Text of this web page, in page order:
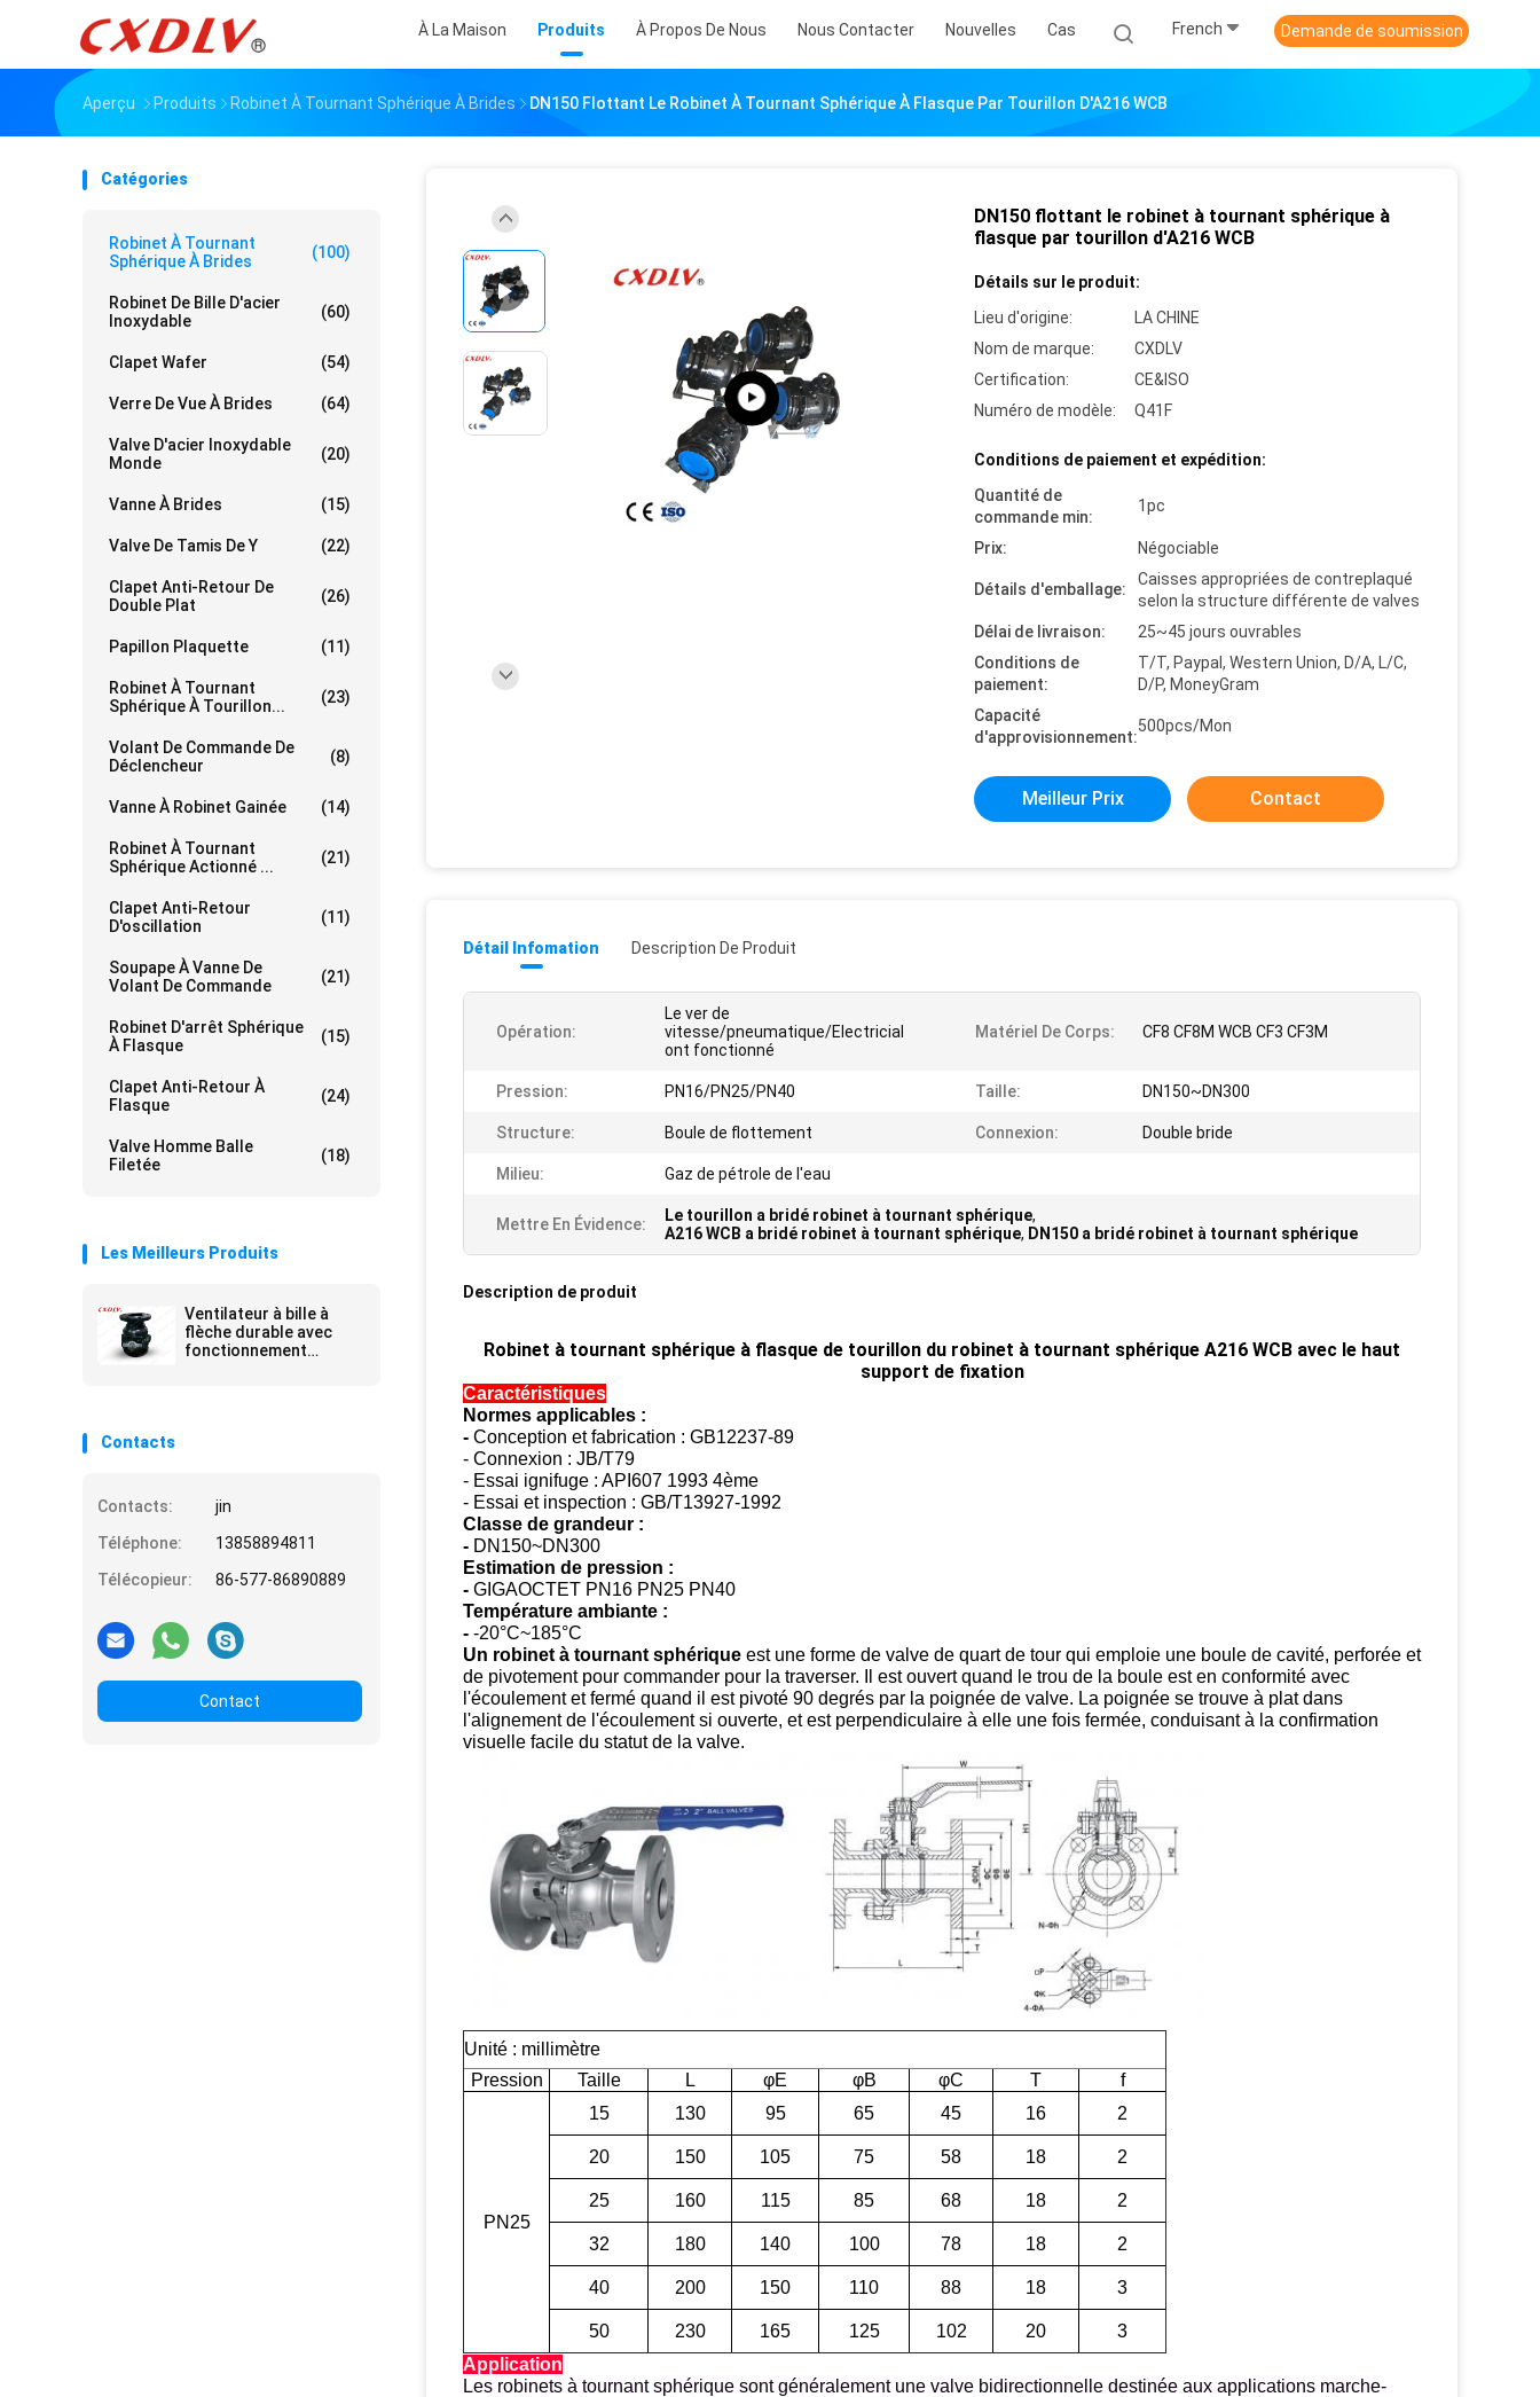
À La Maison Produits À Propos De Nous Nous Contacter Nouvelles Cas French Demande de soumission
Aperçu Produits Robinet À Tournant Sphérique À Brides DN150 Flottant Le Robinet À Tournant Sphérique À Flasque Par Tourillon D'A216 WCB
Catégories
Robinet À Tournant
Sphérique À Brides
(100)
Robinet De Bille D'acier
Inoxydable
(60)
Clapet Wafer (54)
Verre De Vue À Brides (64)
Valve D'acier Inoxydable
Monde
(20)
Vanne À Brides (15)
Valve De Tamis De Y (22)
Clapet Anti-Retour De
Double Plat
(26)
Papillon Plaquette (11)
Robinet À Tournant
Sphérique À Tourillon...
(23)
Volant De Commande De
Déclencheur
(8)
Vanne À Robinet Gainée (14)
Robinet À Tournant
Sphérique Actionné ...
(21)
Clapet Anti-Retour
D'oscillation
(11)
Soupape À Vanne De
Volant De Commande
(21)
Robinet D'arrêt Sphérique
À Flasque
(15)
Clapet Anti-Retour À
Flasque
(24)
Valve Homme Balle
Filetée
(18)
Les Meilleurs Produits
Ventilateur à bille à
flèche durable avec
fonctionnement
Contacts
Contacts:
jin
Téléphone:
13858894811
Télécopieur:
86-577-86890889
Contact
DN150 flottant le robinet à tournant sphérique à
flasque par tourillon d'A216 WCB
Détails sur le produit:
Lieu d'origine:
LA CHINE
Nom de marque:
CXDLV
Certification:
CE&ISO
Numéro de modèle:
Q41F
Conditions de paiement et expédition:
Quantité de
commande min:
1pc
Prix: Négociable
Détails d'emballage:
Caisses appropriées de contreplaqué
selon la structure différente de valves
Délai de livraison:
25~45 jours ouvrables
Conditions de
paiement:
T/T, Paypal, Western Union, D/A, L/C,
D/P, MoneyGram
Capacité
d'approvisionnement:
500pcs/Mon
Meilleur Prix Contact
Détail Infomation Description De Produit
Opération:
Le ver de
vitesse/pneumatique/Electricial
ont fonctionné
Matériel De Corps: CF8 CF8M WCB CF3 CF3M
Pression: PN16/PN25/PN40 Taille: DN150~DN300
Structure: Boule de flottement Connexion: Double bride
Milieu: Gaz de pétrole de l'eau
Mettre En Évidence: Le tourillon a bridé robinet à tournant sphérique,
A216 WCB a bridé robinet à tournant sphérique, DN150 a bridé robinet à tournant sphérique
Description de produit
Robinet à tournant sphérique à flasque de tourillon du robinet à tournant sphérique A216 WCB avec le haut
support de fixation
Caractéristiques
Normes applicables :
- Conception et fabrication : GB12237-89
- Connexion : JB/T79
- Essai ignifuge : API607 1993 4ème
- Essai et inspection : GB/T13927-1992
Classe de grandeur :
- DN150~DN300
Estimation de pression :
- GIGAOCTET PN16 PN25 PN40
Température ambiante :
- -20°C~185°C
Un robinet à tournant sphérique est une forme de valve de quart de tour qui emploie une boule de cavité, perforée et
de pivotement pour commander pour la traverser. Il est ouvert quand le trou de la boule est en conformité avec
l'écoulement et fermé quand il est pivoté 90 degrés par la poignée de valve. La poignée se trouve à plat dans
l'alignement de l'écoulement si ouverte, et est perpendiculaire à elle une fois fermée, conduisant à la confirmation
visuelle facile du statut de la valve.
Unité : millimètre
Pression
Taille L φE φB φC T f
PN25
15 130 95 65 45 16 2
20 150 105 75 58 18 2
25 160 115 85 68 18 2
32 180 140 100 78 18 2
40 200 150 110 88 18 3
50 230 165 125 102 20
3
Application
Les robinets à tournant sphérique sont généralement une valve bidirectionnelle destinée aux applications marche-